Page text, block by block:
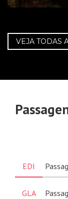
VEJA TODAS
EDI
GLA